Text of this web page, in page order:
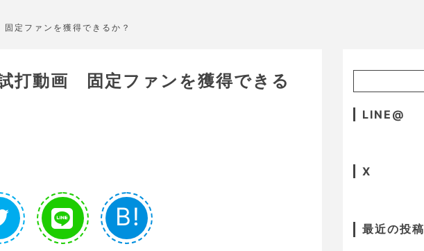
定ファンを獲得できるか？
打動画 固定ファンを獲得できる
B!
LINE@
X
最近の投稿